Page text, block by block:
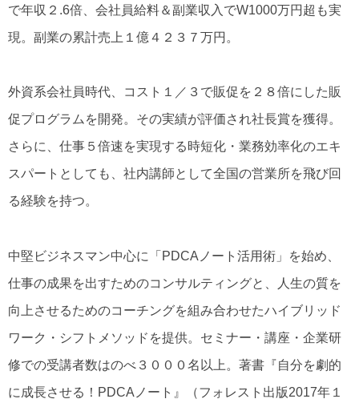
で年収２.6倍、会社員給料＆副業収入でW1000万円超も実
現。副業の累計売上１億４２３７万円。
外資系会社員時代、コスト１／３で販促を２８倍にした販
促プログラムを開発。その実績が評価され社長賞を獲得。
さらに、仕事５倍速を実現する時短化・業務効率化のエキ
スパートとしても、社内講師として全国の営業所を飛び回
る経験を持つ。
中堅ビジネスマン中心に「PDCAノート活用術」を始め、
仕事の成果を出すためのコンサルティングと、人生の質を
向上させるためのコーチングを組み合わせたハイブリッド
ワーク・シフトメソッドを提供。セミナー・講座・企業研
修での受講者数はのべ３０００名以上。著書『自分を劇的
に成長させる！PDCAノート』（フォレスト出版2017年１